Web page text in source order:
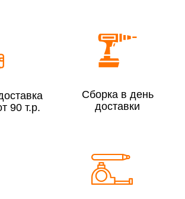
области при заказе:
90 т.р.
Сборка в день
доставки